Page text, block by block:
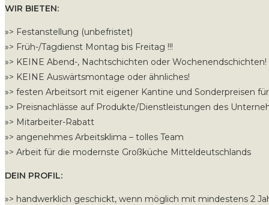
WIR BIETEN:
»> Festanstellung (unbefristet)
»> Früh-/Tagdienst Montag bis Freitag !!!
»> KEINE Abend-, Nachtschichten oder Wochenendschichten!
»> KEINE Auswärtsmontage oder ähnliches!
»> festen Arbeitsort mit eigener Kantine und Sonderpreisen
»> Preisnachlässe auf Produkte/Dienstleistungen des
»> Mitarbeiter-Rabatt
»> angenehmes Arbeitsklima – tolles Team
»> Arbeit für die modernste Großküche Mitteldeutschlands
DEIN PROFIL:
»> handwerklich geschickt, wenn möglich mit mindestens 2